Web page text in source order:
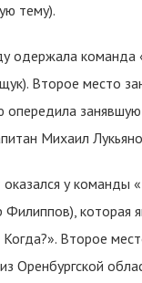
тему).
одержала
Второе место
Михаил
у команды
Филиппов),
Когда?». Второе
Оренбургской